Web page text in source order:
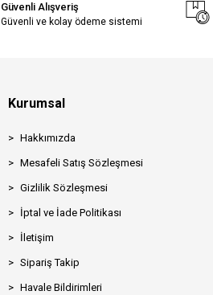
Güvenli Alışveriş
Güvenli ve kolay ödeme sistemi
Kurumsal
Hakkımızda
Mesafeli Satış Sözleşmesi
Gizlilik Sözleşmesi
İptal ve İade Politikası
İletişim
Sipariş Takip
Havale Bildirimleri